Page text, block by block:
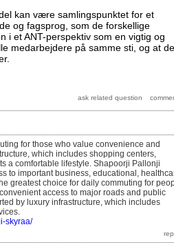
kan være samlingspunktet for et
og fagsprog, som de forskellige
i et ANT-perspektiv som en vigtig og
medarbejdere på samme sti, og at
for those who value convenience and
which includes shopping centers,
a comfortable lifestyle. Shapoorji Pallonji
to important business, educational,
greatest choice for daily commuting for
access to major roads and public
by luxury infrastructure, which includes
skyraa/